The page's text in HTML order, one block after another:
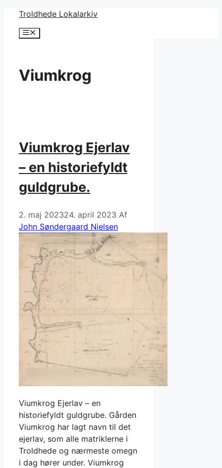
Hop
indhold
Troldhede Lokalarkiv
Menu
Viumkrog
Viumkrog Ejerlav
– en historiefyldt
guldgrube.
2. maj 202324. april 2023 Af
John Søndergaard Nielsen
Viumkrog Ejerlav – en
historiefyldt guldgrube. Gården
Viumkrog har lagt navn til det
ejerlav, som alle matriklerne i
Troldhede og nærmeste omegn
i dag hører under. Viumkrog